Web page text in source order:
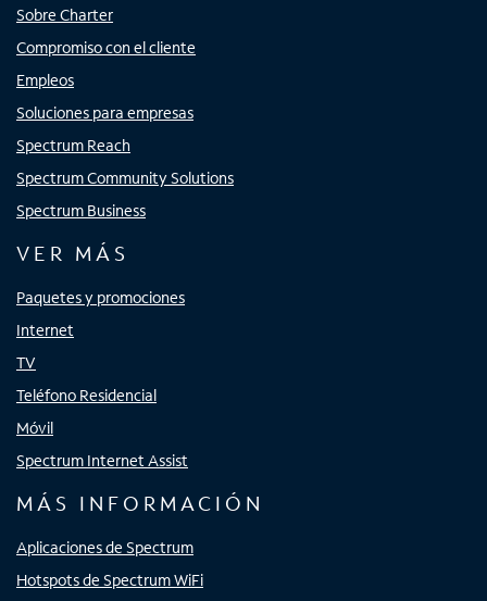
Sobre Charter
Compromiso con el cliente
Empleos
Soluciones para empresas
Spectrum Reach
Spectrum Community Solutions
Spectrum Business
VER MÁS
Paquetes y promociones
Internet
TV
Teléfono Residencial
Móvil
Spectrum Internet Assist
MÁS INFORMACIÓN
Aplicaciones de Spectrum
Hotspots de Spectrum WiFi